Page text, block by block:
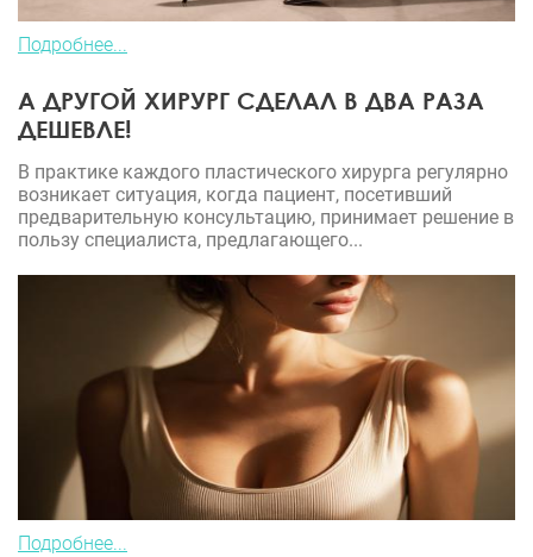
Подробнее...
А ДРУГОЙ ХИРУРГ СДЕЛАЛ В ДВА РАЗА
ДЕШЕВЛЕ!
В практике каждого пластического хирурга регулярно
возникает ситуация, когда пациент, посетивший
предварительную консультацию, принимает решение в
пользу специалиста, предлагающего...
Подробнее...